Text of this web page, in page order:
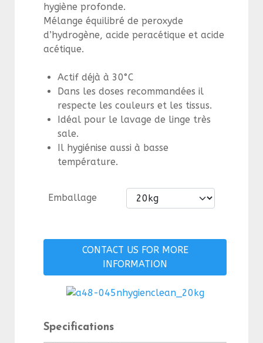
hygiène profonde.
Mélange équilibré de peroxyde
d’hydrogène, acide peracétique et acide
acétique.
Actif déjà à 30°C
Dans les doses recommandées il
respecte les couleurs et les tissus.
Idéal pour le lavage de linge très
sale.
Il hygiénise aussi à basse
température.
Emballage
CONTACT US FOR MORE
INFORMATION
Specifications